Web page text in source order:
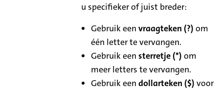
u specifieker of juist breder:
Gebruik eenvraagteken (?) om
één letter te vervangen.
Gebruik eensterretje (*) om
meer letters te vervangen.
Gebruik eendollarteken ($) voor